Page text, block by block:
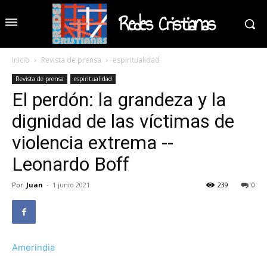
Redes Cristianas
Inicio Revista de prensa espiritualidad
Revista de prensa espiritualidad
El perdón: la grandeza y la
dignidad de las víctimas de
violencia extrema --
Leonardo Boff
Por Juan - 1 junio 2021 0
239
Amerindia